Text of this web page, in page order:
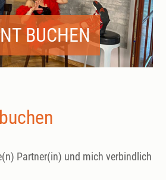
BUCHEN
Partner(in) und mich verbindlich